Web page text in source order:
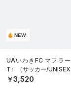
NEW
UAいわきFC マフラ
T〉（サッカー/UNISEX
￥3,520